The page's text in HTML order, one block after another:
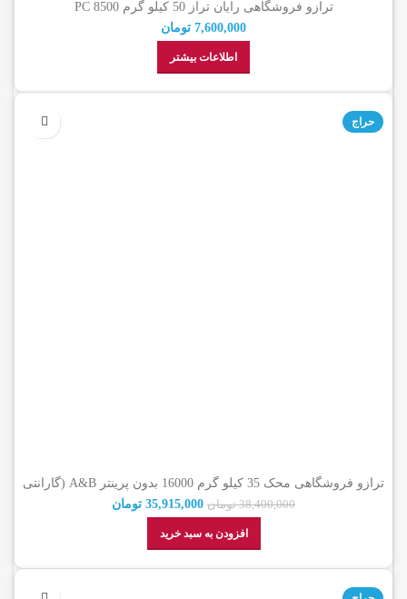
ترازو فروشگاهی رایان تراز 50 کیلو گرم PC 8500
7,600,000 تومان
اطلاعات بیشتر
حراج
ترازو فروشگاهی محک 35 کیلو گرم 16000 بدون پرینتر A&B (گارانتی
اصالت کالا)
38,400,000 تومان 35,915,000 تومان
افزودن به سبد خرید